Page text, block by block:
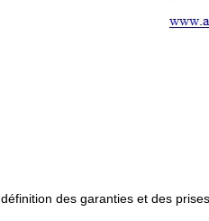
définition des garanties et des